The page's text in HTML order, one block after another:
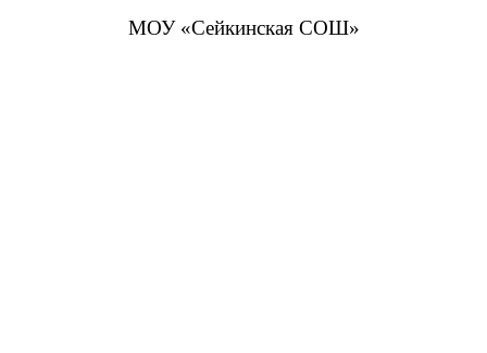
МОУ «Сейкинская СОШ»